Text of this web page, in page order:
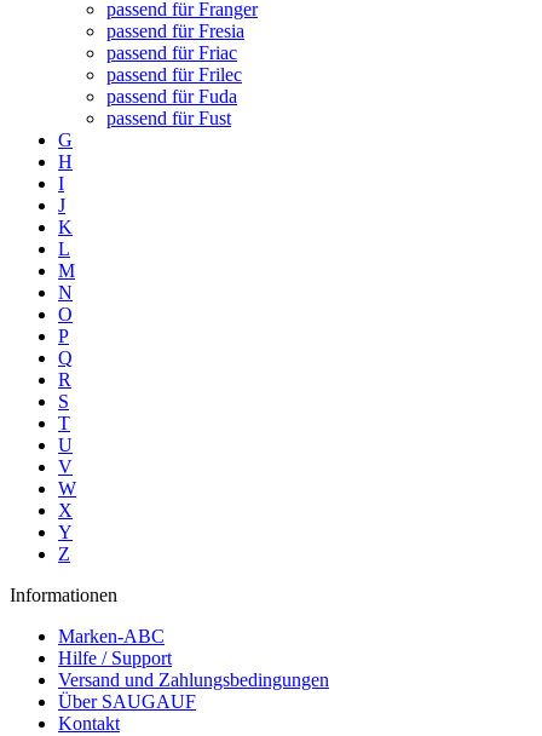
passend für Franger
passend für Fresia
passend für Friac
passend für Frilec
passend für Fuda
passend für Fust
G
H
I
J
K
L
M
N
O
P
Q
R
S
T
U
V
W
X
Y
Z
Informationen
Marken-ABC
Hilfe / Support
Versand und Zahlungsbedingungen
Über SAUGAUF
Kontakt